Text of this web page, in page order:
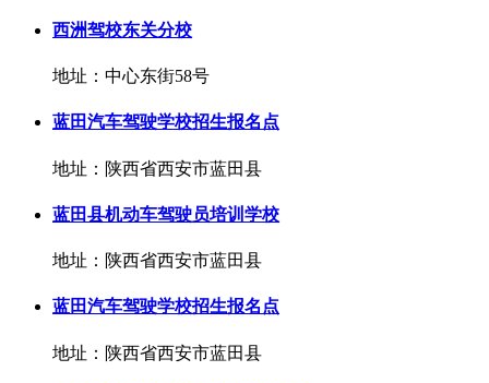
西洲驾校东关分校
地址：中心东街58号
蓝田汽车驾驶学校招生报名点
地址：陕西省西安市蓝田县
蓝田县机动车驾驶员培训学校
地址：陕西省西安市蓝田县
蓝田汽车驾驶学校招生报名点
地址：陕西省西安市蓝田县